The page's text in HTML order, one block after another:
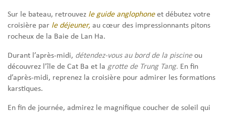
Sur le bateau, retrouvez le guide anglophone et débutez votre
croisière par le déjeuner, au cœur des impressionnants pitons
rocheux de la Baie de Lan Ha.
Durant l’après-midi, détendez-vous au bord de la piscineou
découvrez l’île de Cat Ba et la grotte de Trung Tang. En fin
d’après-midi, reprenez la croisière pour admirer les formations
karstiques.
En fin de journée, admirez le magnifique coucher de soleil qui